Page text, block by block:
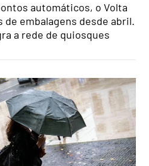
automáticos, o Volta
de embalagens desde abril.
a rede de quiosques